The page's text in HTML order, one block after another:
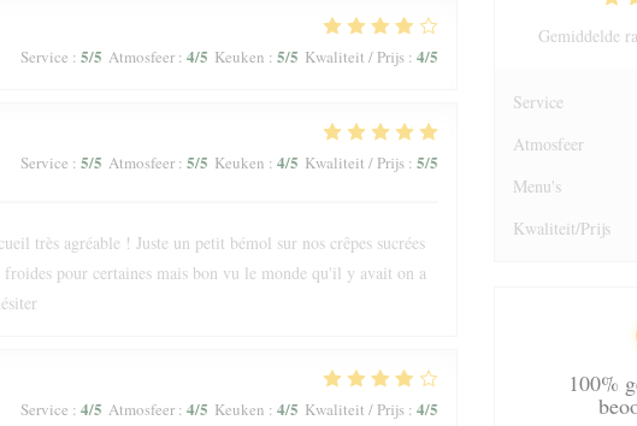
Service : 5/5 Atmosfeer: 4/5 Keuken : 5/5 Kwaliteit / Prijs: 4/5
Service : 5/5 Atmosfeer: 5/5 Keuken : 4/5 Kwaliteit / Prijs: 5/5
très agréable ! Juste un petit bémol sur nos crêpes sucrées
pour certaines mais bon vu le monde qu'il y avait on a
Service : 4/5 Atmosfeer: 4/5 Keuken : 4/5 Kwaliteit / Prijs: 4/5
Gemiddelde
Service
Atmosfeer
Menu's
Kwaliteit/Prijs
100%